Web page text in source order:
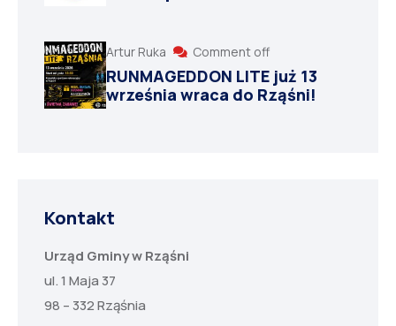
Artur Ruka Comment off
RUNMAGEDDON LITE już 13
września wraca do Rząśni!
Kontakt
Urząd Gminy w Rząśni
ul. 1 Maja 37
98 – 332 Rząśnia